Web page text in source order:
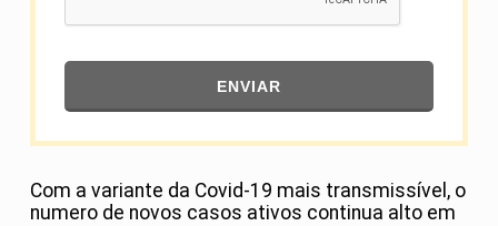
ENVIAR
Com a variante da Covid-19 mais transmissível, o
numero de novos casos ativos continua alto em